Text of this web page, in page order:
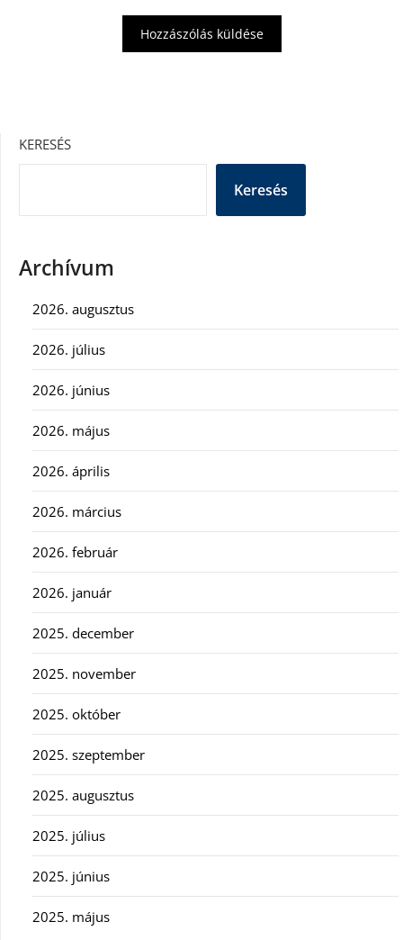
KERESÉS
Keresés
Archívum
2026. augusztus
2026. július
2026. június
2026. május
2026. április
2026. március
2026. február
2026. január
2025. december
2025. november
2025. október
2025. szeptember
2025. augusztus
2025. július
2025. június
2025. május